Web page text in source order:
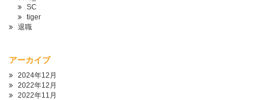
SC
tiger
退職
アーカイブ
2024年12月
2022年12月
2022年11月